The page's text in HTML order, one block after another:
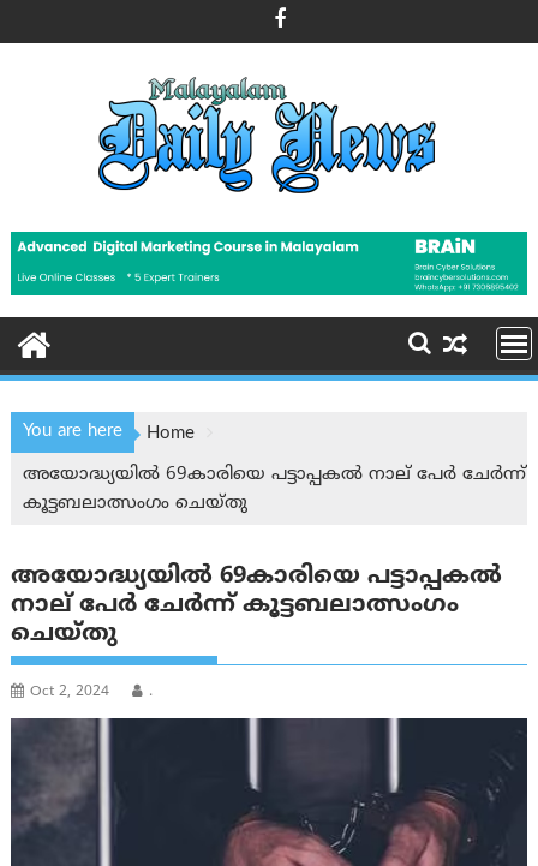
to
You are here
Home
അയോദ്ധ്യയില്‍ 69കാരിയെ പട്ടാപ്പകല്‍ നാല് പേർ ചേർന്ന്
കൂട്ടബലാത്സംഗം ചെയ്തു
അയോദ്ധ്യയില്‍ 69കാരിയെ പട്ടാപ്പകല്‍
നാല് പേർ ചേർന്ന് കൂട്ടബലാത്സംഗം
ചെയ്തു
Oct 2, 2024 .